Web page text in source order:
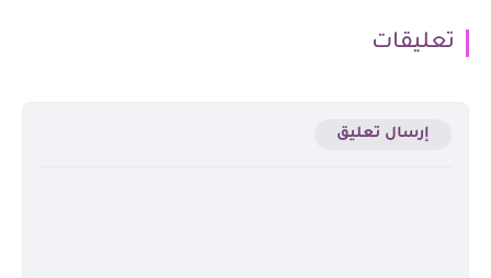
تعليقات
إرسال تعليق